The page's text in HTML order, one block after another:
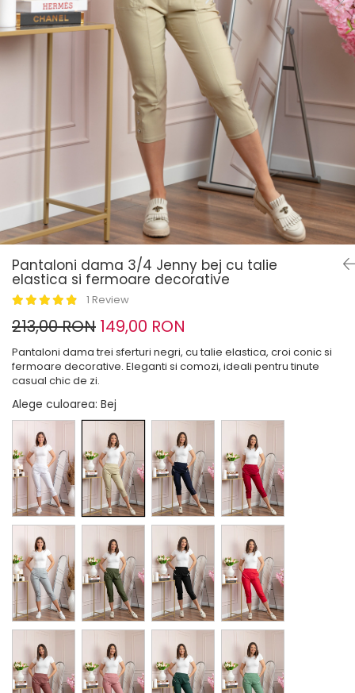
Pantaloni dama 3/4 Jenny bej cu talie
elastica si fermoare decorative
1 Review
213,00 RON 149,00 RON
Pantaloni dama trei sferturi negri, cu talie elastica, croi conic si
fermoare decorative. Eleganti si comozi, ideali pentru tinute
casual chic de zi.
Alege culoarea: Bej